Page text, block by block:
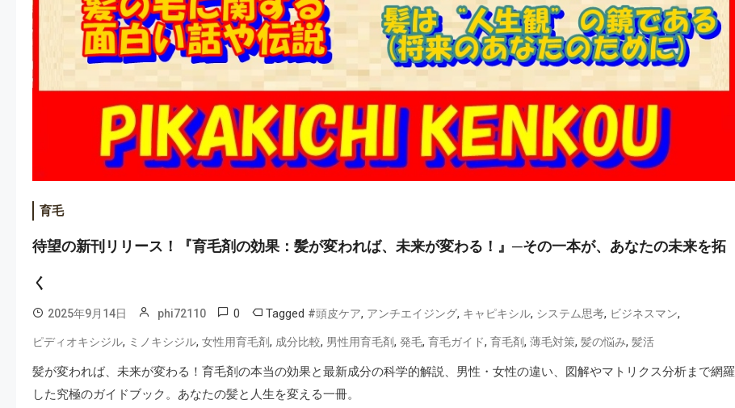
育毛
待望の新刊リリース！『育毛剤の効果：髪が変われば、未来が変わる！』─その一本が、あなたの未来を拓
く
2025年9月14日 phi72110 0 Tagged #頭皮ケア, アンチエイジング, キャピキシル, システム思考, ビジネスマン,
ピディオキシジル, ミノキシジル, 女性用育毛剤, 成分比較, 男性用育毛剤, 発毛, 育毛ガイド, 育毛剤, 薄毛対策, 髪の悩み, 髪活
髪が変われば、未来が変わる！育毛剤の本当の効果と最新成分の科学的解説、男性・女性の違い、図解やマトリクス分析まで網羅
した究極のガイドブック。あなたの髪と人生を変える一冊。